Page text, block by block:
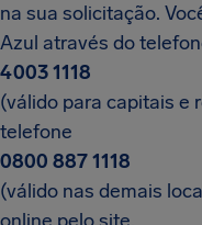
na sua solicitação.
Azul através do
4003 1118
(válido para capitais e
telefone
0800 887 1118
(válido nas demais